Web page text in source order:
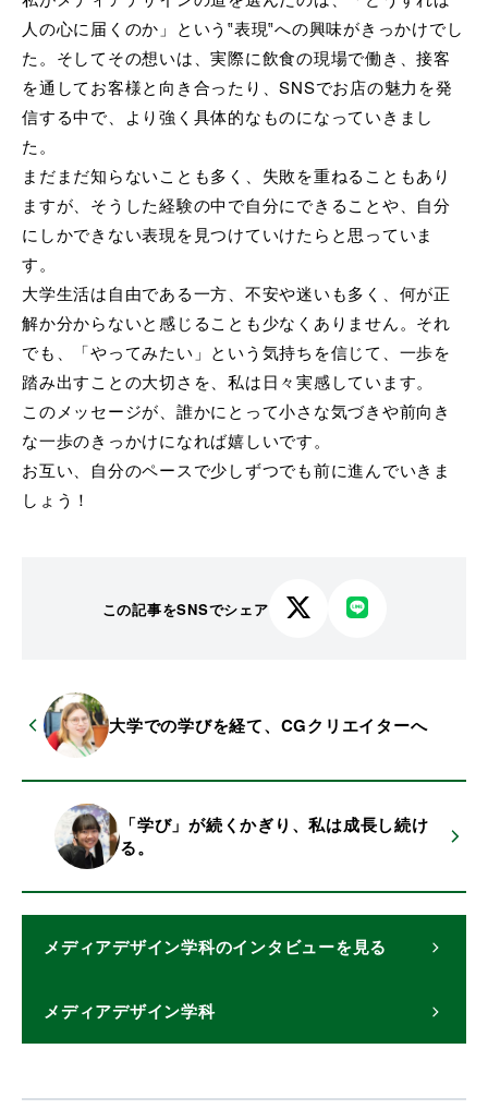
人の心に届くのか」という‟表現‟への興味がきっかけでし
た。そしてその想いは、実際に飲食の現場で働き、接客
を通してお客様と向き合ったり、SNSでお店の魅力を発
信する中で、より強く具体的なものになっていきまし
た。
まだまだ知らないことも多く、失敗を重ねることもあり
ますが、そうした経験の中で自分にできることや、自分
にしかできない表現を見つけていけたらと思っていま
す。
大学生活は自由である一方、不安や迷いも多く、何が正
解か分からないと感じることも少なくありません。それ
でも、「やってみたい」という気持ちを信じて、一歩を
踏み出すことの大切さを、私は日々実感しています。
このメッセージが、誰かにとって小さな気づきや前向き
な一歩のきっかけになれば嬉しいです。
お互い、自分のペースで少しずつでも前に進んでいきま
しょう！
この記事をSNSでシェア
X
ア
る
LINE
ア
る
大学での学びを経て、CGクリエイターへ
「学び」が続くかぎり、私は成長し続け
る。
メディアデザイン学科のインタビューを見る
メディアデザイン学科